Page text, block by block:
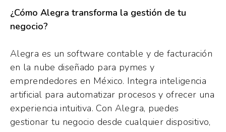
¿Cómo Alegra transforma la gestión de tu
negocio?
Alegra es un software contable y de facturación
en la nube diseñado para pymes y
emprendedores en México. Integra inteligencia
artificial para automatizar procesos y ofrecer una
experiencia intuitiva. Con Alegra, puedes
gestionar tu negocio desde cualquier dispositivo,